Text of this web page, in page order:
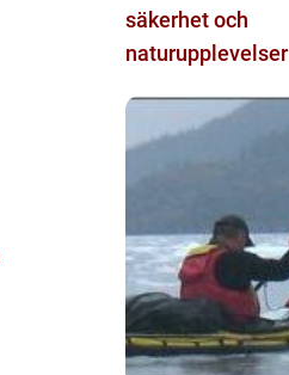
säkerhet och
naturupplevelser